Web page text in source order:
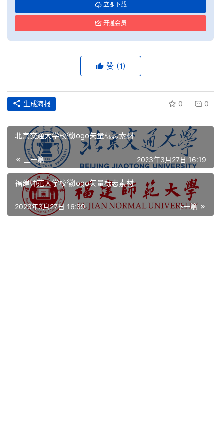
首
页
资
讯
平
面
立即下载
开通会员
赞 (1)
生成海报 0 0
北京交通大学校徽logo矢量标志素材
上一篇 2023年3月27日 16:19
福建师范大学校徽logo矢量标志素材
下一篇
2023年3月27日 16:39